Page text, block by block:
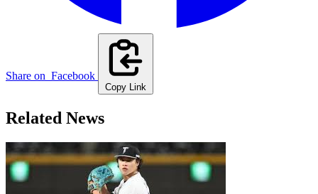
Share on Facebook
Copy Link
Related News